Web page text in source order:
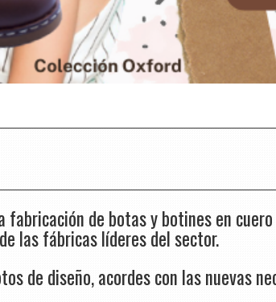
la fabricación de botas y botines en
las fábricas líderes del sector.
de diseño, acordes con las nuevas